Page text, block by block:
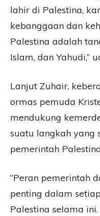
lahir di Palestina,
kebanggaan dan
Palestina adalah
Islam, dan Yahudi,”
Lanjut Zuhair,
ormas pemuda
mendukung
suatu langkah yang
pemerintah
“Peran pemerintah
penting dalam
Palestina selama